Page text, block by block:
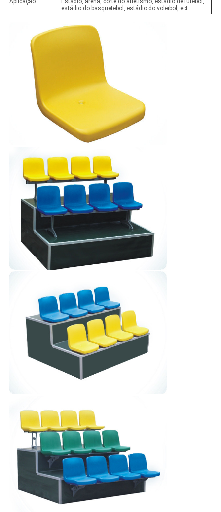
Aplicação
Estádio, arena, corte do atletismo, estádio de futebol,
estádio do basquetebol, estádio do voleibol, ect.